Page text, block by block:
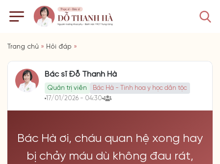
Trang chủ » Hỏi đáp »
Bác sĩ Đỗ Thanh Hà
Quản trị viên
Bác Hà - Tinh hoa y học dân tộc
17/01/2026 - 04:30
Bác Hà ơi, cháu quan hệ xong hay
bị chảy máu dù không đau rát,